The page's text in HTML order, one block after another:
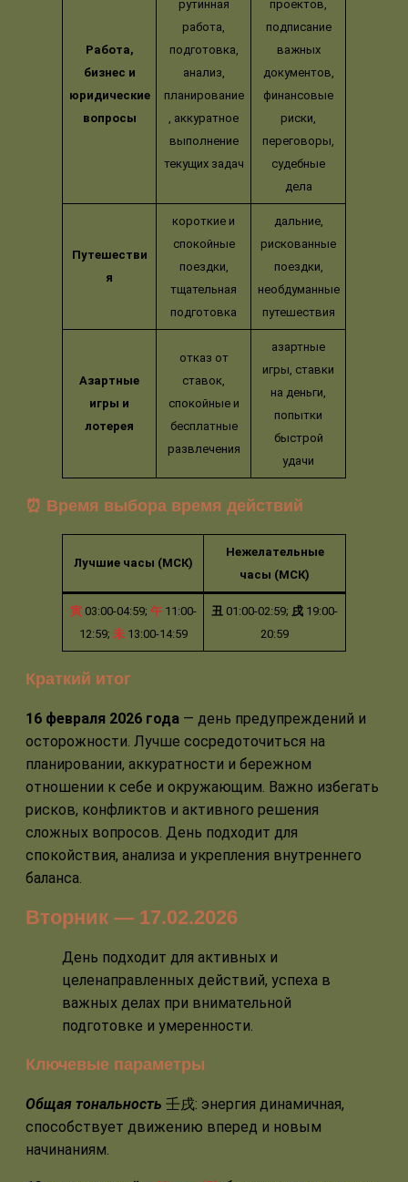
Работа,
бизнес и
юридические
вопросы
рутинная
работа,
подготовка,
анализ,
планирование
, аккуратное
выполнение
текущих задач
проектов,
подписание
важных
документов,
финансовые
риски,
переговоры,
судебные
дела
Путешестви
я
короткие и
спокойные
поездки,
тщательная
подготовка
дальние,
рискованные
поездки,
необдуманные
путешествия
Азартные
игры и
лотерея
отказ от
ставок,
спокойные и
бесплатные
развлечения
азартные
игры, ставки
на деньги,
попытки
быстрой
удачи
⏰ Время выбора время действий
Лучшие часы (МСК)
Нежелательные
часы (МСК)
寅 03:00-04:59; 午11:00-
12:59; 未13:00-14:59
丑 01:00-02:59; 戌 19:00-
20:59
Краткий итог
16 февраля 2026 года — день предупреждений и
осторожности. Лучше сосредоточиться на
планировании, аккуратности и бережном
отношении к себе и окружающим. Важно избегать
рисков, конфликтов и активного решения
сложных вопросов. День подходит для
спокойствия, анализа и укрепления внутреннего
баланса.
Вторник — 17.02.2026
День подходит для активных и
целенаправленных действий, успеха в
важных делах при внимательной
подготовке и умеренности.
Ключевые параметры
Общая тональность 壬戌: энергия динамичная,
способствует движению вперед и новым
начинаниям.